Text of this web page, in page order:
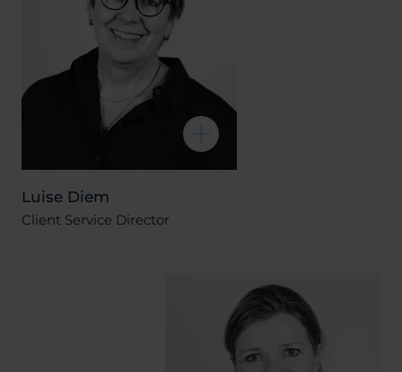
Luise Diem
Client Service Director